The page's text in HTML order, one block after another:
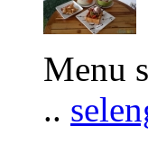
Menu
..